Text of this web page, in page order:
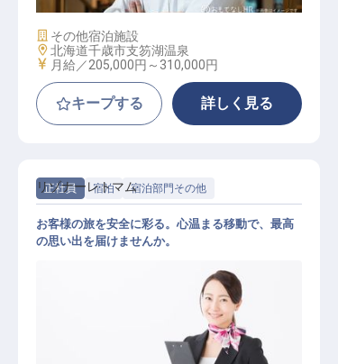
施設業態
その他宿泊施設
勤務地
北海道千歳市支笏湖温泉
給与
月給／205,000円～ 310,000円
キープする 詳しく見る
正社員 宿泊 宿泊部門その他
リゾナーレトマム
お客様の旅を安全に彩る。心温まる移動で、最高
の思い出を届けませんか。